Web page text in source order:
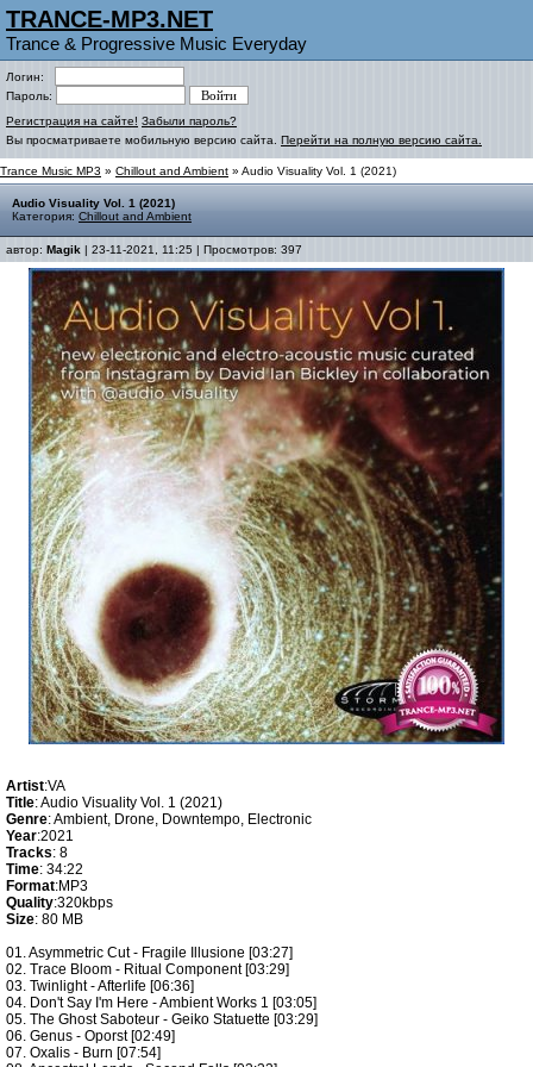
TRANCE-MP3.NET
Trance & Progressive Music Everyday
Логин:
Пароль:
Регистрация на сайте! Забыли пароль?
Вы просматриваете мобильную версию сайта. Перейти на полную версию сайта.
Trance Music MP3 » Chillout and Ambient » Audio Visuality Vol. 1 (2021)
Audio Visuality Vol. 1 (2021)
Категория: Chillout and Ambient
автор: Magik | 23-11-2021, 11:25 | Просмотров: 397
Artist:VA
Title: Audio Visuality Vol. 1 (2021)
Genre: Ambient, Drone, Downtempo, Electronic
Year:2021
Tracks: 8
Time: 34:22
Format:MP3
Quality:320kbps
Size: 80 MB
01. Asymmetric Cut - Fragile Illusione [03:27]
02. Trace Bloom - Ritual Component [03:29]
03. Twinlight - Afterlife [06:36]
04. Don't Say I'm Here - Ambient Works 1 [03:05]
05. The Ghost Saboteur - Geiko Statuette [03:29]
06. Genus - Oporst [02:49]
07. Oxalis - Burn [07:54]